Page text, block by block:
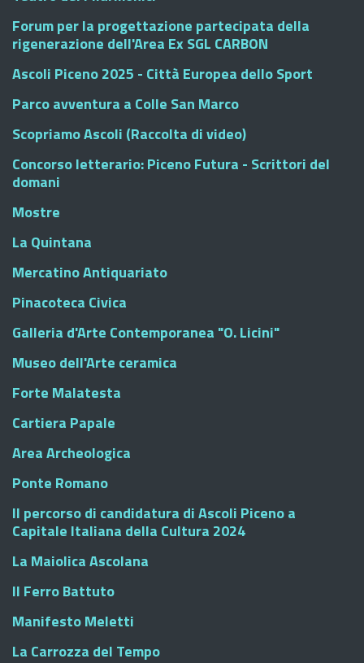
Forum per la progettazione partecipata della
rigenerazione dell'Area Ex SGL CARBON
Ascoli Piceno 2025 - Città Europea dello Sport
Parco avventura a Colle San Marco
Scopriamo Ascoli (Raccolta di video)
Concorso letterario: Piceno Futura - Scrittori del
domani
Mostre
La Quintana
Mercatino Antiquariato
Pinacoteca Civica
Galleria d'Arte Contemporanea "O. Licini"
Museo dell'Arte ceramica
Forte Malatesta
Cartiera Papale
Area Archeologica
Ponte Romano
Il percorso di candidatura di Ascoli Piceno a
Capitale Italiana della Cultura 2024
La Maiolica Ascolana
Il Ferro Battuto
Manifesto Meletti
La Carrozza del Tempo